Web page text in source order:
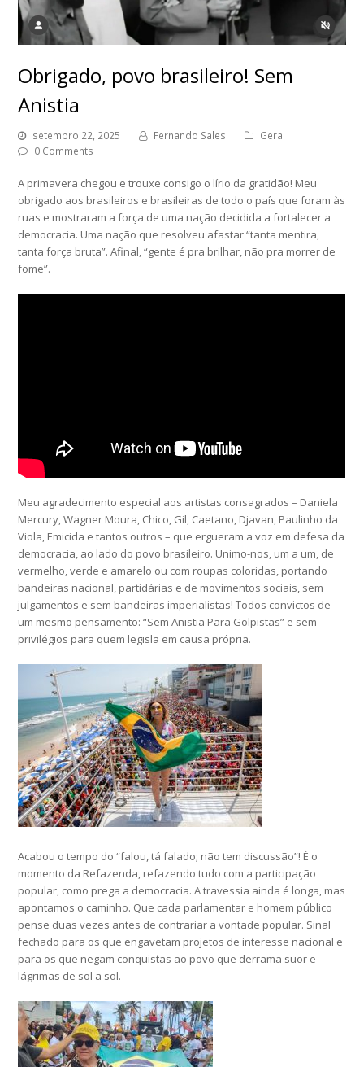
Obrigado, povo brasileiro! Sem
Anistia
setembro 22, 2025 Fernando Sales
Geral
0 Comments
A primavera chegou e trouxe consigo o lírio da gratidão! Meu
obrigado aos brasileiros e brasileiras de todo o país que foram às
ruas e mostraram a força de uma nação decidida a fortalecer a
democracia. Uma nação que resolveu afastar “tanta mentira,
tanta força bruta”. Afinal, “gente é pra brilhar, não pra morrer de
fome”.
Meu agradecimento especial aos artistas consagrados – Daniela
Mercury, Wagner Moura, Chico, Gil, Caetano, Djavan, Paulinho da
Viola, Emicida e tantos outros – que ergueram a voz em defesa da
democracia, ao lado do povo brasileiro. Unimo-nos, um a um, de
vermelho, verde e amarelo ou com roupas coloridas, portando
bandeiras nacional, partidárias e de movimentos sociais, sem
julgamentos e sem bandeiras imperialistas! Todos convictos de
um mesmo pensamento: “Sem Anistia Para Golpistas” e sem
privilégios para quem legisla em causa própria.
Acabou o tempo do “falou, tá falado; não tem discussão”! É o
momento da Refazenda, refazendo tudo com a participação
popular, como prega a democracia. A travessia ainda é longa, mas
apontamos o caminho. Que cada parlamentar e homem público
pense duas vezes antes de contrariar a vontade popular. Sinal
fechado para os que engavetam projetos de interesse nacional e
para os que negam conquistas ao povo que derrama suor e
lágrimas de sol a sol.